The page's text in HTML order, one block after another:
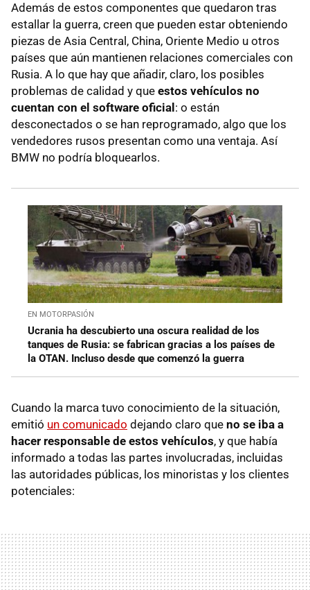
Además de estos componentes que quedaron tras
estallar la guerra, creen que pueden estar obteniendo
piezas de Asia Central, China, Oriente Medio u otros
países que aún mantienen relaciones comerciales con
Rusia. A lo que hay que añadir, claro, los posibles
problemas de calidad y que estos vehículos no
cuentan con el software oficial : o están
desconectados o se han reprogramado, algo que los
vendedores rusos presentan como una ventaja. Así
BMW no podría bloquearlos.
EN MOTORPASIÓN
Ucrania ha descubierto una oscura realidad de los
tanques de Rusia: se fabrican gracias a los países de
la OTAN. Incluso desde que comenzó la guerra
Cuando la marca tuvo conocimiento de la situación,
emitió un comunicado dejando claro que no se iba a
hacer responsable de estos vehículos, y que había
informado a todas las partes involucradas, incluidas
las autoridades públicas, los minoristas y los clientes
potenciales: